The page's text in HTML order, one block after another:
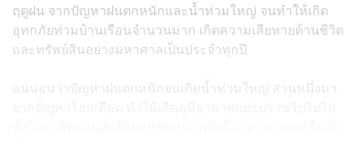
ฤดูฝน จากปัญหาฝนตกหนักและน้ำท่วมใหญ่ จนทำให้เกิด
อุทกภัยท่วมบ้านเรือนจำนวนมาก เกิดความเสียหายด้านชีวิต
และทรัพย์สินอย่างมหาศาลเป็นประจำทุกปี
แน่นอนว่าปัญหาฝนตกหนักจนเกิดน้ำท่วมใหญ่ ส่วนหนึ่งมา